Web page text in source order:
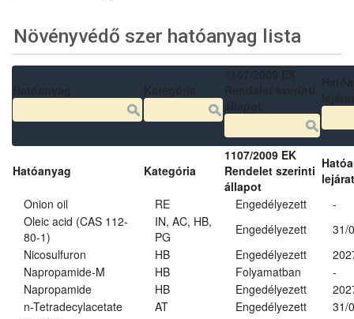
Növényvédő szer hatóanyag lista
Hatóanyag Kategória
1107/2009 EK
Rendelet szerinti
állapot
Onion oil
RE Engedélyezett
-
Oleic acid (CAS 112-
80-1)
IN, AC, HB,
PG
Engedélyezett
31/
Nicosulfuron
HB Engedélyezett
Napropamide-M
HB Folyamatban
-
Napropamide
HB Engedélyezett
n-Tetradecylacetate
AT Engedélyezett
31/